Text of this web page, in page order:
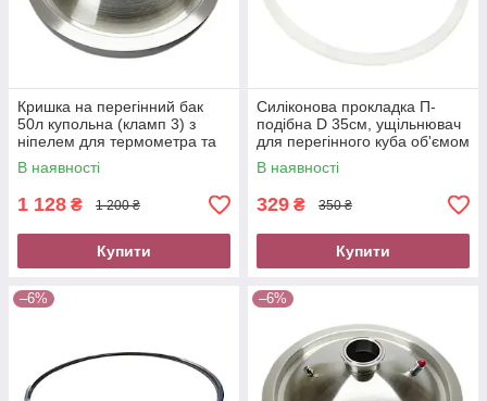
Кришка на перегінний бак
50л купольна (кламп 3) з
ніпелем для термометра та
клапаном надлишкового
тиску
В наявності
1 128 ₴ 1 200 ₴
Купити
Силіконова прокладка П-
подібна D 35см, ущільнювач
для перегінного куба об'ємом
36 л
В наявності
329 ₴ 350 ₴
Купити
–6% –6%